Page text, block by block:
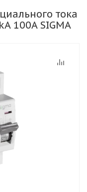
тока
100A SIGMA